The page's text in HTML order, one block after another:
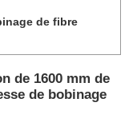
de fibre
de 1600 mm de
de bobinage